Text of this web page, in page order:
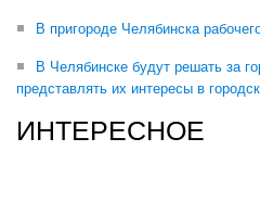
В пригороде Челябинска
В Челябинске будут решать за
представлять их интересы в
ИНТЕРЕСНОЕ